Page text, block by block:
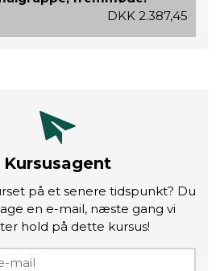
DKK 2.387,45
Kursusagent
på et senere tidspunkt? Du
en e-mail, næste gang vi
hold på dette kursus!